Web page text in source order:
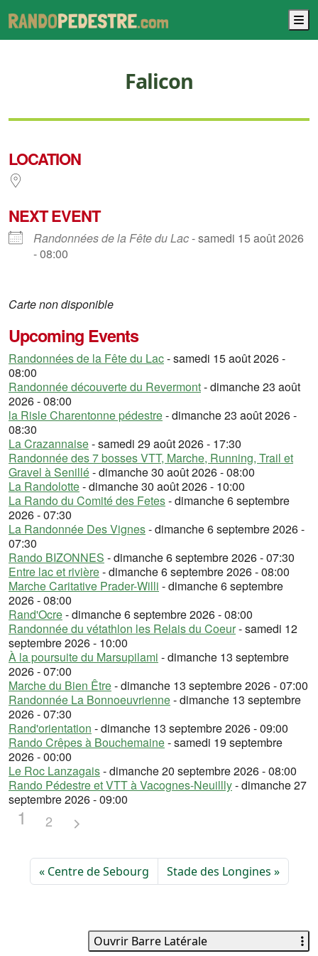
Falicon
LOCATION
NEXT EVENT
Randonnées de la Fête du Lac- samedi 15 août 2026
- 08:00
Carte non disponible
Upcoming Events
Randonnées de la Fête du Lac- samedi 15 août 2026 -
08:00
Randonnée découverte du Revermont- dimanche 23 août
2026 - 08:00
la Risle Charentonne pédestre- dimanche 23 août 2026 -
08:30
La Crazannaise- samedi 29 août 2026 - 17:30
Randonnée des 7 bosses VTT, Marche, Running, Trail et
Gravel à Senillé- dimanche 30 août 2026 - 08:00
La Randolotte- dimanche 30 août 2026 - 10:00
La Rando du Comité des Fetes- dimanche 6 septembre
2026 - 07:30
La Randonnée Des Vignes- dimanche 6 septembre 2026 -
07:30
Rando BIZONNES - dimanche 6 septembre 2026 - 07:30
Entre lac et rivière- dimanche 6 septembre 2026 - 08:00
Marche Caritative Prader-Willi - dimanche 6 septembre
2026 - 08:00
Rand'Ocre- dimanche 6 septembre 2026 - 08:00
Randonnée du vétathlon les Relais du Coeur- samedi 12
septembre 2026 - 10:00
À la poursuite du Marsupilami - dimanche 13 septembre
2026 - 07:00
Marche du Bien Être- dimanche 13 septembre 2026 - 07:00
Randonnée La Bonnoeuvrienne- dimanche 13 septembre
2026 - 07:30
Rand'orientation - dimanche 13 septembre 2026 - 09:00
Rando Crêpes à Bouchemaine- samedi 19 septembre
2026 - 00:00
Le Roc Lanzagais- dimanche 20 septembre 2026 - 08:00
Rando Pédestre et VTT à Vacognes-Neuillly- dimanche 27
septembre 2026 - 09:00
1 2
Centre de Sebourg Stade des Longines
Ouvrir Barre Latérale